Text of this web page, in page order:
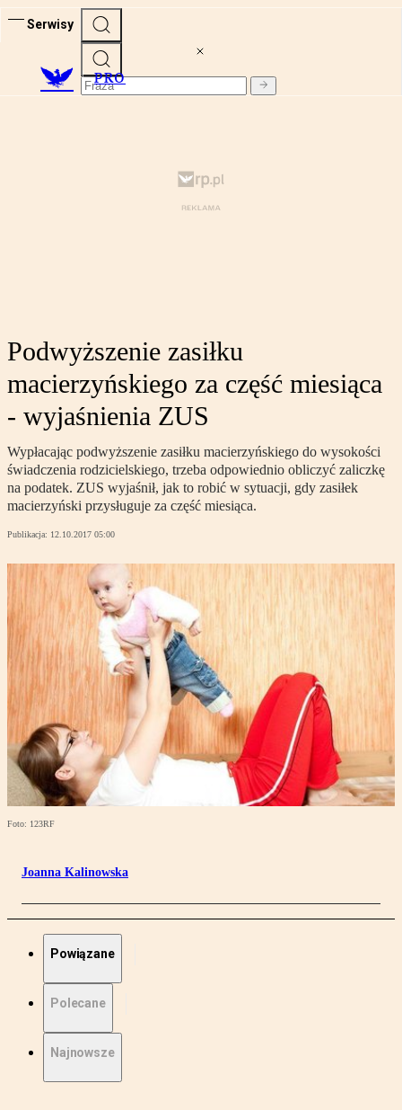
Serwisy
PRO
Podwyższenie zasiłku
macierzyńskiego za część miesiąca
- wyjaśnienia ZUS
Wypłacając podwyższenie zasiłku macierzyńskiego do wysokości
świadczenia rodzicielskiego, trzeba odpowiednio obliczyć zaliczkę
na podatek. ZUS wyjaśnił, jak to robić w sytuacji, gdy zasiłek
macierzyński przysługuje za część miesiąca.
Publikacja: 12.10.2017 05:00
Foto: 123RF
Joanna Kalinowska
Powiązane
Polecane
Najnowsze